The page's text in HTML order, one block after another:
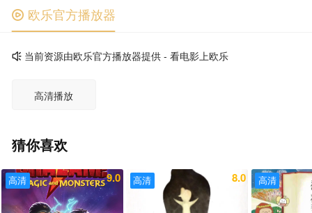
 欧乐官方播放器
当前资源由欧乐官方播放器提供 - 看电影上欧乐
高清播放
猜你喜欢
高清 9.0 高清 8.0 高清